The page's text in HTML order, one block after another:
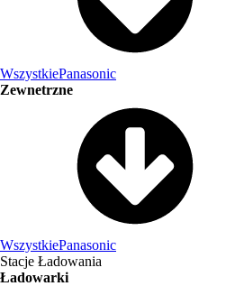
WszystkiePanasonic
Zewnetrzne
WszystkiePanasonic
Stacje Ładowania
Ładowarki